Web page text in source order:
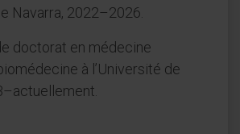
Navarra, 2022–2026.
doctorat en médecine
à l’Université de